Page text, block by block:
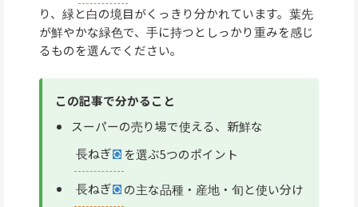
り、緑と白の境目がくっきり分かれています。葉先
が鮮やかな緑色で、手に持つとしっかり重みを感じ
るものを選んでください。
この記事で分かること
スーパーの売り場で使える、新鮮な
長ねぎ
を選ぶ5つのポイント
長ねぎ
の主な品種・産地・旬と使い分け